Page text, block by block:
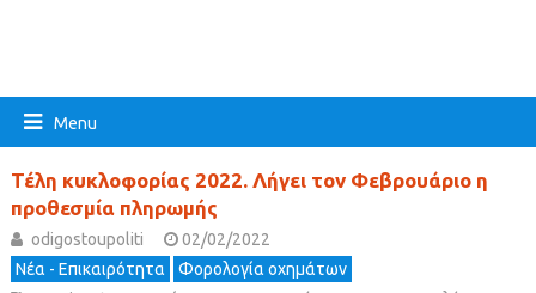
Menu
Τέλη κυκλοφορίας 2022. Λήγει τον Φεβρουάριο η
προθεσμία πληρωμής
odigostoupoliti
02/02/2022
Νέα - Επικαιρότητα
Φορολογία οχημάτων